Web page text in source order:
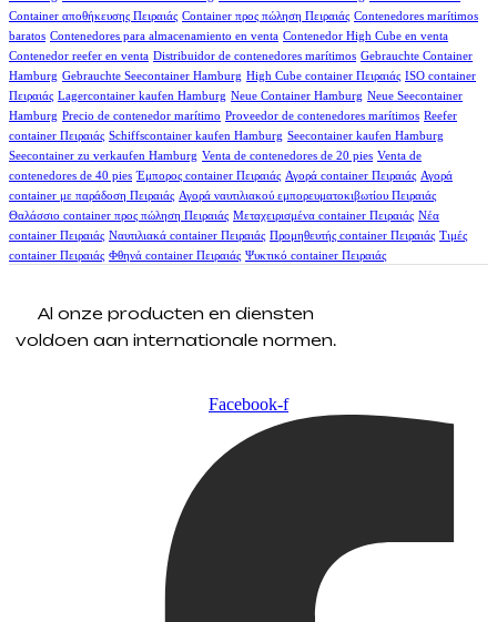
Container αποθήκευσης Πειραιάς Container προς πώληση Πειραιάς Contenedores marítimos
baratos Contenedores para almacenamiento en venta Contenedor High Cube en venta
Contenedor reefer en venta Distribuidor de contenedores marítimos Gebrauchte Container
Hamburg Gebrauchte Seecontainer Hamburg High Cube container Πειραιάς ISO container
Πειραιάς Lagercontainer kaufen Hamburg Neue Container Hamburg Neue Seecontainer
Hamburg Precio de contenedor marítimo Proveedor de contenedores marítimos Reefer
container Πειραιάς Schiffscontainer kaufen Hamburg Seecontainer kaufen Hamburg
Seecontainer zu verkaufen Hamburg Venta de contenedores de 20 pies Venta de
contenedores de 40 pies Έμπορος container Πειραιάς Αγορά container Πειραιάς Αγορά
container με παράδοση Πειραιάς Αγορά ναυτιλιακού εμπορευματοκιβωτίου Πειραιάς
Θαλάσσιο container προς πώληση Πειραιάς Μεταχειρισμένα container Πειραιάς Νέα
container Πειραιάς Ναυτιλιακά container Πειραιάς Προμηθευτής container Πειραιάς Τιμές
container Πειραιάς Φθηνά container Πειραιάς Ψυκτικό container Πειραιάς
Al onze producten en diensten
voldoen aan internationale normen.
Facebook-f